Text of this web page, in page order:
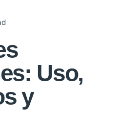
Uso,
y